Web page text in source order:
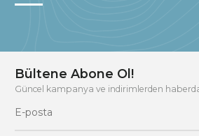
Bültene Abone Ol!
Güncel kampanya ve indirimlerden